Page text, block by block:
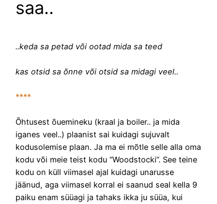
saa..
..keda sa petad või ootad mida sa teed
kas otsid sa õnne või otsid sa midagi veel..
****
Õhtusest õuemineku (kraal ja boiler.. ja mida
iganes veel..) plaanist sai kuidagi sujuvalt
kodusolemise plaan. Ja ma ei mõtle selle alla oma
kodu või meie teist kodu “Woodstocki”. See teine
kodu on küll viimasel ajal kuidagi unarusse
jäänud, aga viimasel korral ei saanud seal kella 9
paiku enam süüagi ja tahaks ikka ju süüa, kui